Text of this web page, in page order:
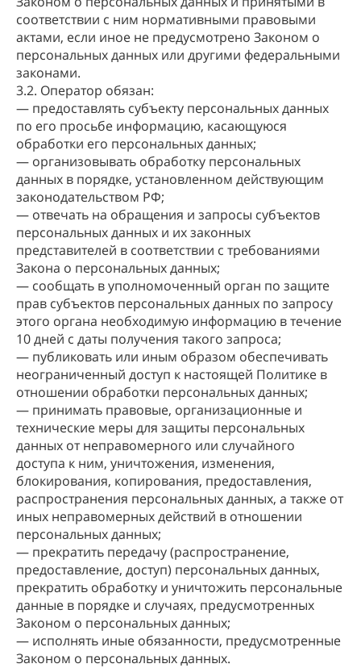
соответствии с ним нормативными правовыми
актами, если иное не предусмотрено Законом о
персональных данных или другими федеральными
законами.
3.2. Оператор обязан:
— предоставлять субъекту персональных данных
по его просьбе информацию, касающуюся
обработки его персональных данных;
— организовывать обработку персональных
данных в порядке, установленном действующим
законодательством РФ;
— отвечать на обращения и запросы субъектов
персональных данных и их законных
представителей в соответствии с требованиями
Закона о персональных данных;
— сообщать в уполномоченный орган по защите
прав субъектов персональных данных по запросу
этого органа необходимую информацию в течение
10 дней с даты получения такого запроса;
— публиковать или иным образом обеспечивать
неограниченный доступ к настоящей Политике в
отношении обработки персональных данных;
— принимать правовые, организационные и
технические меры для защиты персональных
данных от неправомерного или случайного
доступа к ним, уничтожения, изменения,
блокирования, копирования, предоставления,
распространения персональных данных, а также от
иных неправомерных действий в отношении
персональных данных;
— прекратить передачу (распространение,
предоставление, доступ) персональных данных,
прекратить обработку и уничтожить персональные
данные в порядке и случаях, предусмотренных
Законом о персональных данных;
— исполнять иные обязанности, предусмотренные
Законом о персональных данных.